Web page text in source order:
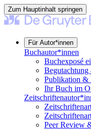
Zum Hauptinhalt springen
Für Autor*innen
Buchautor*innen
Buchexposé
Publikation &
Ihr Buch im
Peer Review